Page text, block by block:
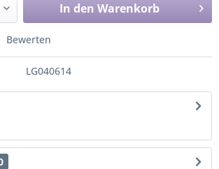
In den Warenkorb
Bewerten
LG040614